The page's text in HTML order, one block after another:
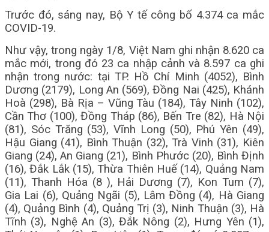
Trước đó, sáng nay, Bộ Y tế công bố 4.374 ca mắc
COVID-19.
Như vậy, trong ngày 1/8, Việt Nam ghi nhận 8.620 ca
mắc mới, trong đó 23 ca nhập cảnh và 8.597 ca ghi
nhận trong nước: tại TP. Hồ Chí Minh (4052), Bình
Dương (2179), Long An (569), Đồng Nai (425), Khánh
Hoà (298), Bà Rịa – Vũng Tàu (184), Tây Ninh (102),
Cần Thơ (100), Đồng Tháp (86), Bến Tre (82), Hà Nội
(81), Sóc Trăng (53), Vĩnh Long (50), Phú Yên (49),
Hậu Giang (41), Bình Thuận (32), Trà Vinh (31), Kiên
Giang (24), An Giang (21), Bình Phước (20), Bình Định
(16), Đắk Lắk (15), Thừa Thiên Huế (14), Quảng Nam
(11), Thanh Hóa (8 ), Hải Dương (7), Kon Tum (7),
Gia Lai (6), Quảng Ngãi (5), Lâm Đồng (4), Hà Giang
(4), Quảng Bình (4), Quảng Trị (3), Ninh Thuận (3), Hà
Tĩnh (3), Nghệ An (3), Đắk Nông (2), Hưng Yên (1),